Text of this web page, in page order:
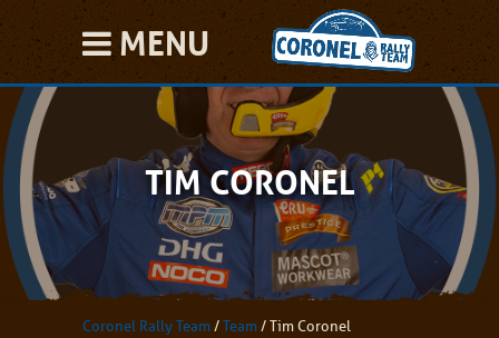
MENU
TIM CORONEL
Coronel Rally Team /Team /Tim Coronel